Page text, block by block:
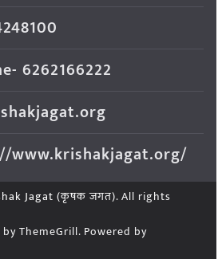
6262166222
www.krishakjagat.org/
Jagat (कृषक जगत). All rights
by ThemeGrill. Powered by